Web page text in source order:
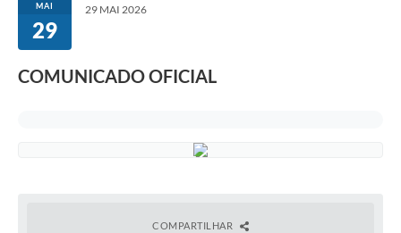
MAI
29
29 MAI 2026
COMUNICADO OFICIAL
COMPARTILHAR